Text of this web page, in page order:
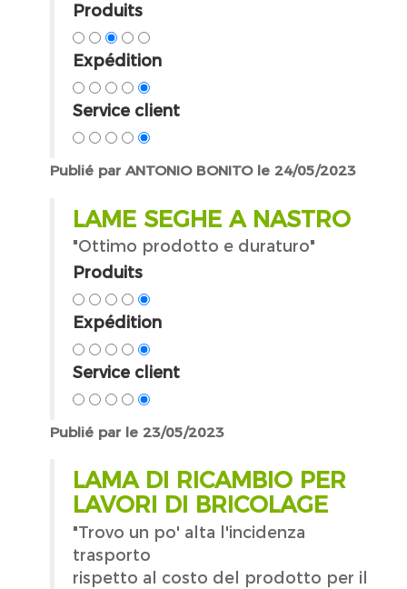
Produits
Expédition
Service client
Publié par ANTONIO BONITO le 24/05/2023
LAME SEGHE A NASTRO
"Ottimo prodotto e duraturo"
Produits
Expédition
Service client
Publié par le 23/05/2023
LAMA DI RICAMBIO PER
LAVORI DI BRICOLAGE
"Trovo un po' alta l'incidenza
trasporto
rispetto al costo del prodotto per il